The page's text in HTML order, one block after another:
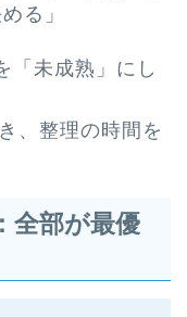
る」
「未成熟」にし
、整理の時間を
全部が最優